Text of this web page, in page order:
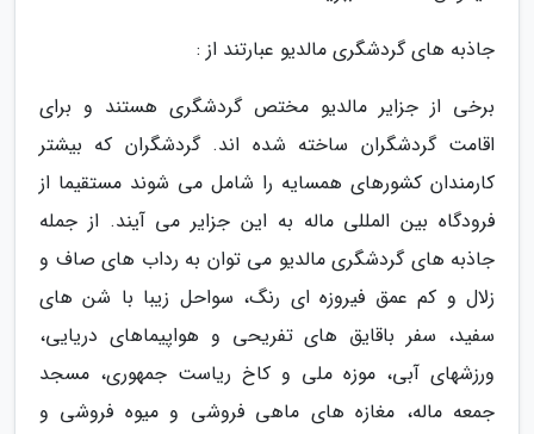
جاذبه های گردشگری مالدیو عبارتند از :
برخی از جزایر مالدیو مختص گردشگری هستند و برای
اقامت گردشگران ساخته شده اند. گردشگران که بیشتر
کارمندان کشورهای همسایه را شامل می شوند مستقیما از
فرودگاه بین المللی ماله به این جزایر می آیند. از جمله
جاذبه های گردشگری مالدیو می توان به رداب های صاف و
زلال و کم عمق فیروزه ای رنگ، سواحل زیبا با شن های
سفید، سفر باقایق های تفریحی و هواپیماهای دریایی،
ورزشهای آبی، موزه ملی و کاخ ریاست جمهوری، مسجد
جمعه ماله، مغازه های ماهی فروشی و میوه فروشی و